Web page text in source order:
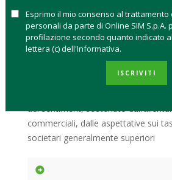
ROBERTA CAFFARATTI 27 AGOSTO
Il primo semestre del 2026 ha
dell’attenzione degli investitori. Dopo
caratterizzato da volatilità e
del sentiment, sostenuto
commerciali, dalle aspettative sui
societari generalmente superiori
Esprimo il mio consenso al trattamento
personali da parte di Online SIM S.p.A.
profilazione secondo quanto indicato
lettera (c) dell'Informativa.
ISCRIVITI